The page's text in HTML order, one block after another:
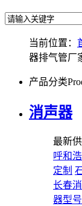
当前位置：
器排气管厂
产品分类
消声器
最新
呼和
定制
长春
器型